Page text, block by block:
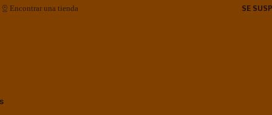
Encontrar una tienda SE